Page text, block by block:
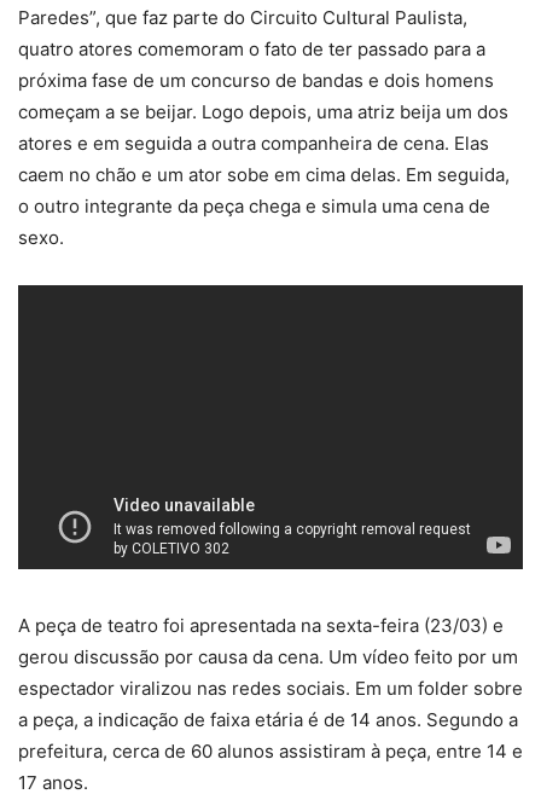
Paredes”, que faz parte do Circuito Cultural Paulista,
quatro atores comemoram o fato de ter passado para a
próxima fase de um concurso de bandas e dois homens
começam a se beijar. Logo depois, uma atriz beija um dos
atores e em seguida a outra companheira de cena. Elas
caem no chão e um ator sobe em cima delas. Em seguida,
o outro integrante da peça chega e simula uma cena de
sexo.
A peça de teatro foi apresentada na sexta-feira (23/03) e
gerou discussão por causa da cena. Um vídeo feito por um
espectador viralizou nas redes sociais. Em um folder sobre
a peça, a indicação de faixa etária é de 14 anos. Segundo a
prefeitura, cerca de 60 alunos assistiram à peça, entre 14 e
17 anos.